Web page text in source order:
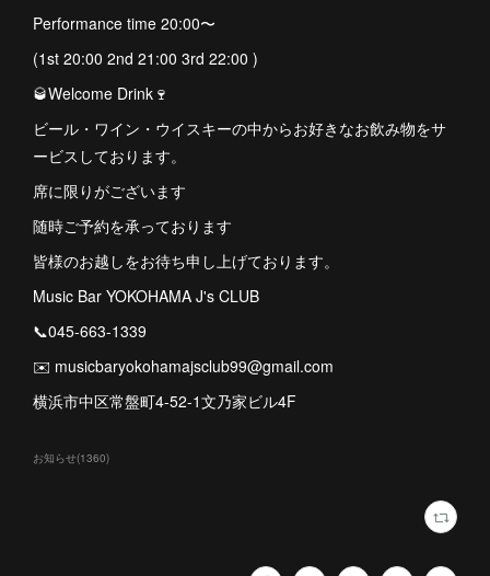
Performance time 20:00〜
(1st 20:00 2nd 21:00 3rd 22:00 )
🥃Welcome Drink🍷
ビール・ワイン・ウイスキーの中からお好きなお飲み物をサ
ービスしております。
席に限りがございます
随時ご予約を承っております
皆様のお越しをお待ち申し上げております。
Music Bar YOKOHAMA J's CLUB
📞045-663-1339
✉️ musicbaryokohamajsclub99@gmail.com
横浜市中区常盤町4-52-1文乃家ビル4F
お知らせ(1360)